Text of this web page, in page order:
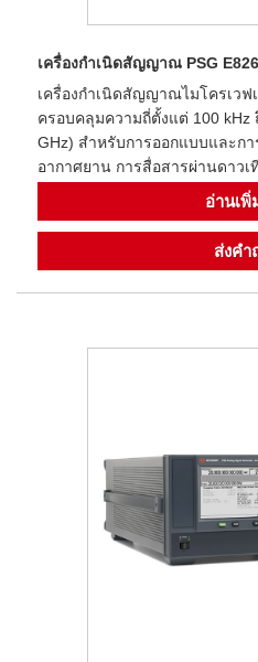
เครื่องกำเนิดสัญญาณ PSG
เครื่องกำเนิดสัญญาณไมโครเวฟ
ครอบคลุมความถี่ตั้งแต่ 100 kHz
GHz) สำหรับการออกแบบและก
อากาศยาน การสื่อสารผ่านดาว
อ่านเพิ่
ส่งคำ